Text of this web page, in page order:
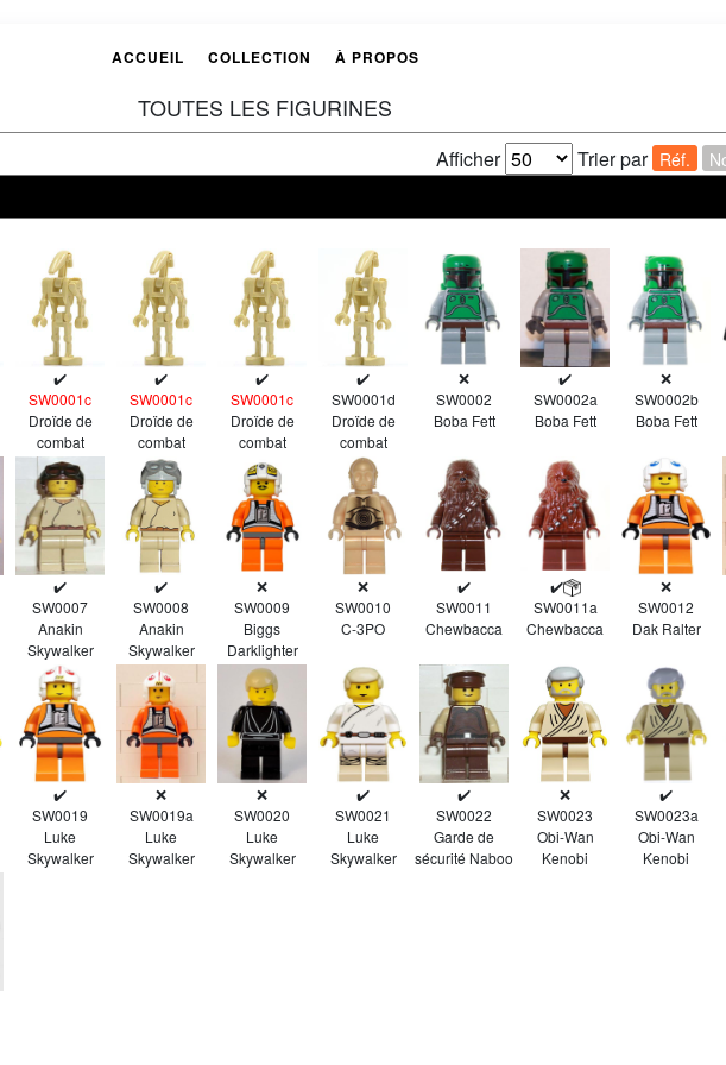
ACCUEIL COLLECTION À PROPOS
TOUTES LES FIGURINES
Afficher Trier par Réf.
✔️
SW0001c
Droïde de
combat
✔️
SW0001c
Droïde de
combat
✔️
SW0001c
Droïde de
combat
✔️
SW0001d
Droïde de
combat
❌
SW0002
Boba Fett
✔️
SW0002a
Boba Fett
❌
SW0002b
Boba Fett
✔️
SW0007
Anakin
Skywalker
✔️
SW0008
Anakin
Skywalker
❌
SW0009
Biggs
Darklighter
❌
SW0010
C-3PO
✔️
SW0011
Chewbacca
✔️
SW0011a
Chewbacca
❌
SW0012
Dak Ralter
✔️
SW0019
Luke
Skywalker
❌
SW0019a
Luke
Skywalker
❌
SW0020
Luke
Skywalker
✔️
SW0021
Luke
Skywalker
✔️
SW0022
Garde de
sécurité Naboo
❌
SW0023
Obi-Wan
Kenobi
✔️
SW0023a
Obi-Wan
Kenobi